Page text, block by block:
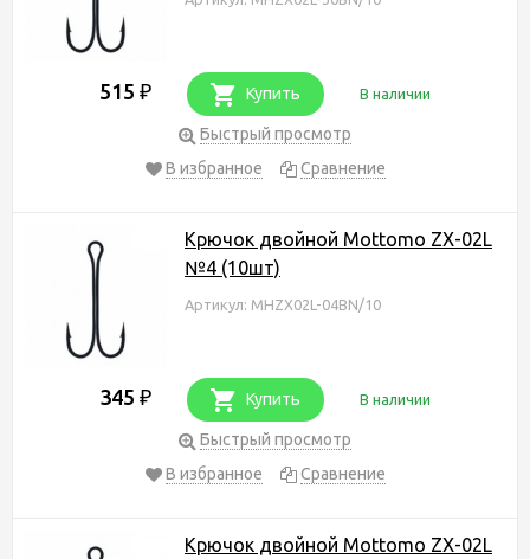
515 ₽ Купить В наличии
Быстрый просмотр
В избранное
Сравнение
Крючок двойной Mottomo ZX-02L
№4 (10шт)
Артикул: MHZX02L-04BN/10
345 ₽ Купить В наличии
Быстрый просмотр
В избранное
Сравнение
Крючок двойной Mottomo ZX-02L